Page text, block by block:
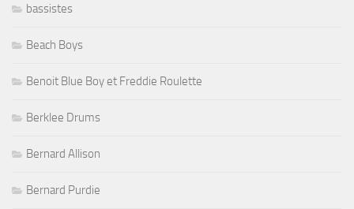
bassistes
Beach Boys
Benoit Blue Boy et Freddie Roulette
Berklee Drums
Bernard Allison
Bernard Purdie